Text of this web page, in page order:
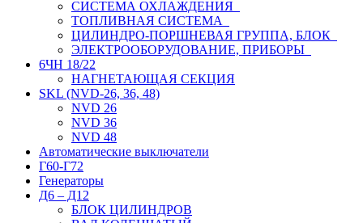
СИСТЕМА ОХЛАЖДЕНИЯ
ТОПЛИВНАЯ СИСТЕМА
ЦИЛИНДРО-ПОРШНЕВАЯ ГРУППА, БЛОК
ЭЛЕКТРООБОРУДОВАНИЕ, ПРИБОРЫ
6ЧН 18/22
НАГНЕТАЮЩАЯ СЕКЦИЯ
SKL (NVD-26, 36, 48)
NVD 26
NVD 36
NVD 48
Автоматические выключатели
Г60-Г72
Генераторы
Д6 – Д12
БЛОК ЦИЛИНДРОВ